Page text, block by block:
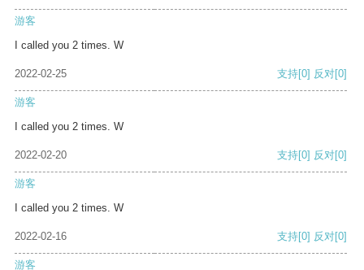
游客
I called you 2 times. W
2022-02-25 支持[0] 反对[0]
游客
I called you 2 times. W
2022-02-20 支持[0] 反对[0]
游客
I called you 2 times. W
2022-02-16 支持[0] 反对[0]
游客